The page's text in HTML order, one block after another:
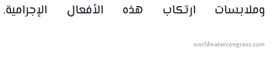
وملابسات ارتكاب هذه الأفعال الإجرامية.
worldwatercongress.com